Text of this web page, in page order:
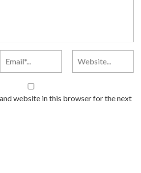
and website in this browser for the next